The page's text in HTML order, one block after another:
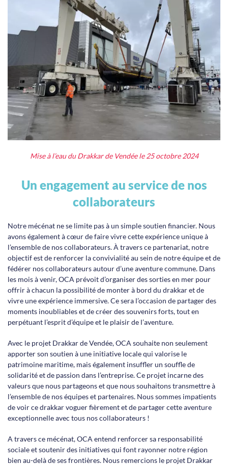
Mise à l’eau du Drakkar de Vendéele 25 octobre 2024
Un engagement au service de nos
collaborateurs
Notre mécénat ne se limite pas à un simple soutien financier. Nous
avons également à cœur de faire vivre cette expérience unique à
l’ensemble de nos collaborateurs. À travers ce partenariat, notre
objectif est de renforcer la convivialité au sein de notre équipe et de
fédérer nos collaborateurs autour d’une aventure commune. Dans
les mois à venir, OCA prévoit d’organiser des sorties en mer pour
offrir à chacun la possibilité de monter à bord du drakkar et de
vivre une expérience immersive. Ce sera l’occasion de partager des
moments inoubliables et de créer des souvenirs forts, tout en
perpétuant l’esprit d’équipe et le plaisir de l’aventure.
Avec le projet Drakkar de Vendée, OCA souhaite non seulement
apporter son soutien à une initiative locale qui valorise le
patrimoine maritime, mais également insuffler un souffle de
solidarité et de passion dans l’entreprise. Ce projet incarne des
valeurs que nous partageons et que nous souhaitons transmettre à
l’ensemble de nos équipes et partenaires. Nous sommes impatients
de voir ce drakkar voguer fièrement et de partager cette aventure
exceptionnelle avec tous nos collaborateurs !
A travers ce mécénat, OCA entend renforcer sa responsabilité
sociale et soutenir des initiatives qui font rayonner notre région
bien au-delà de ses frontières. Nous remercions le projet Drakkar